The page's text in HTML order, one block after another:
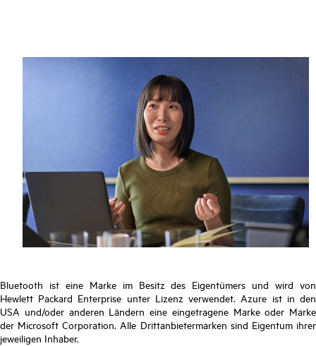
Bluetooth ist eine Marke im Besitz des Eigentümers und wird von
Hewlett Packard Enterprise unter Lizenz verwendet. Azure ist in den
USA und/oder anderen Ländern eine eingetragene Marke oder Marke
der Microsoft Corporation. Alle Drittanbietermarken sind Eigentum ihrer
jeweiligen Inhaber.